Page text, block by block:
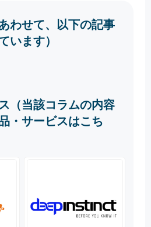
わせて、以下の記事
います）
（当該コラムの内容
・サービスはこち